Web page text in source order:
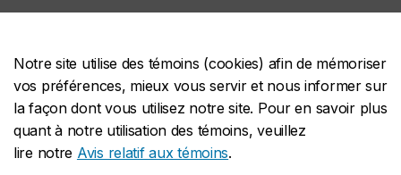
Notre site utilise des témoins (cookies) afin de mémoriser
vos préférences, mieux vous servir et nous informer sur
la façon dont vous utilisez notre site. Pour en savoir plus
quant à notre utilisation des témoins, veuillez
lire notre Avis relatif aux témoins.